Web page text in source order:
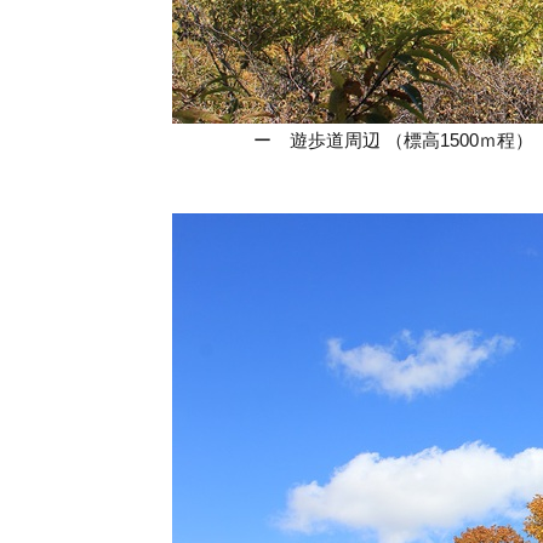
ー 遊歩道周辺 （標高1500ｍ程